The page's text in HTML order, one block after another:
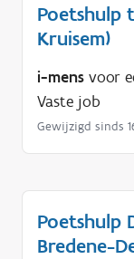
Poetshulp
Kruisem)
i-mens voor
Vaste job
Gewijzigd sinds
Poetshulp
Bredene-